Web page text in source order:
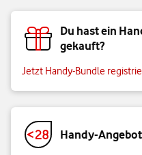
Du hast ein
gekauft?
Jetzt Handy-Bundle
Handy-